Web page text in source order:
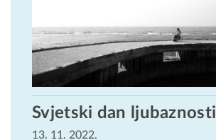
Svjetski dan ljubaznosti
13. 11. 2022.